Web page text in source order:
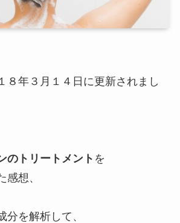
８年３月１４日に更新されまし
のトリートメント を
感想、
分を解析して、